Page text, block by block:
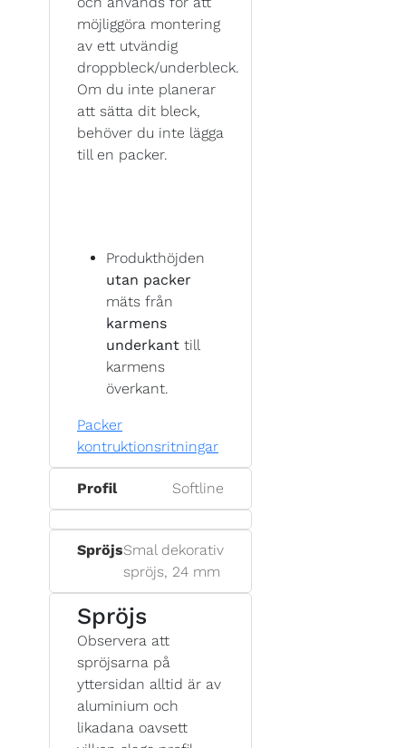
möjliggöra montering
av ett utvändig
droppbleck/underbleck.
Om du inte planerar
att sätta dit bleck,
behöver du inte lägga
till en packer.
Produkthöjden
utan packer
mäts från
karmens
underkant till
karmens
överkant.
Packer
kontruktionsritningar
Profil Softline
SpröjsSmal dekorativ
spröjs, 24 mm
Spröjs
Observera att
spröjsarna på
yttersidan alltid är av
aluminium och
likadana oavsett